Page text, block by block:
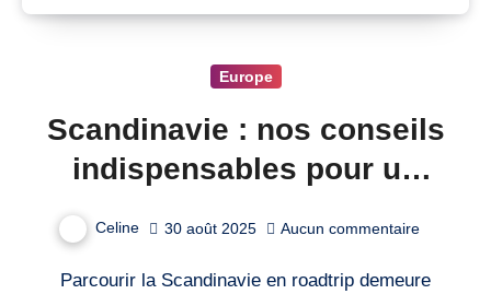
Europe
Scandinavie : nos conseils
indispensables pour un
Celine 30 août 2025 Aucun commentaire
Parcourir la Scandinavie en roadtrip demeure